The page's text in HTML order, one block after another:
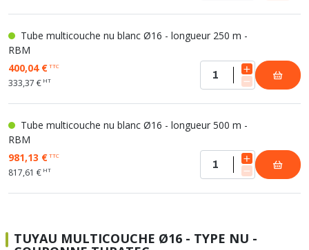
Tube multicouche nu blanc Ø16 - longueur 250 m -
RBM
400,04 €TTC
333,37 € HT
Tube multicouche nu blanc Ø16 - longueur 500 m -
RBM
981,13 €TTC
817,61 € HT
TUYAU MULTICOUCHE Ø16 - TYPE NU -